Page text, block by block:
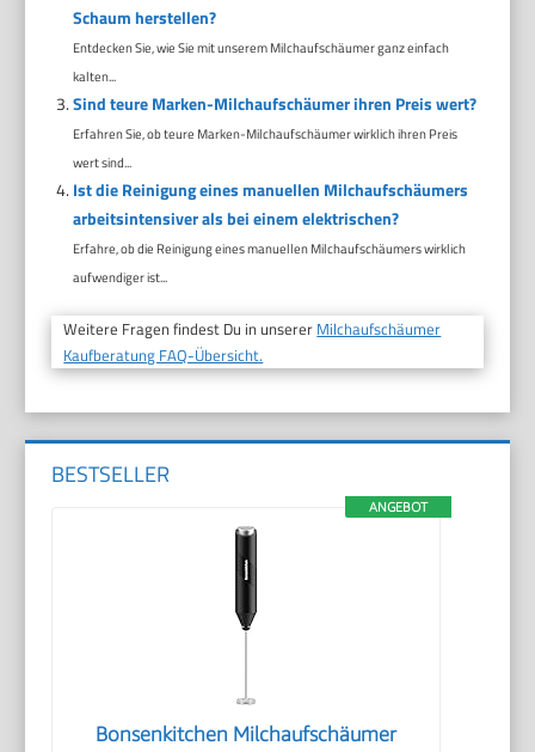
Schaum herstellen?
Entdecken Sie, wie Sie mit unserem Milchaufschäumer ganz einfach
kalten...
Sind teure Marken-Milchaufschäumer ihren Preis wert?
Erfahren Sie, ob teure Marken-Milchaufschäumer wirklich ihren Preis
wert sind...
Ist die Reinigung eines manuellen Milchaufschäumers
arbeitsintensiver als bei einem elektrischen?
Erfahre, ob die Reinigung eines manuellen Milchaufschäumers wirklich
aufwendiger ist...
Weitere Fragen findest Du in unserer Milchaufschäumer
Kaufberatung FAQ-Übersicht.
BESTSELLER
ANGEBOT
Bonsenkitchen Milchaufschäumer